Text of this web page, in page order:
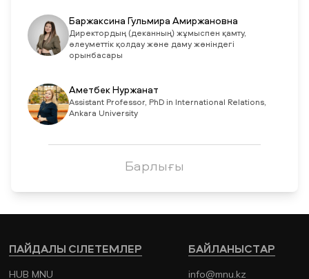
Баржаксина Гульмира Амиржановна
Директордың (деканның) жұмыспен қамту,
әлеуметтік қолдау және даму жөніндегі
орынбасары
Аметбек Нуржанат
Assistant Professor, PhD in International Relations,
Ankara University
Барлығы
БАЙЛАНЫСТАР
info@mnu.kz
ПАЙДАЛЫ СІЛЕТЕМЛЕР
HUB MNU